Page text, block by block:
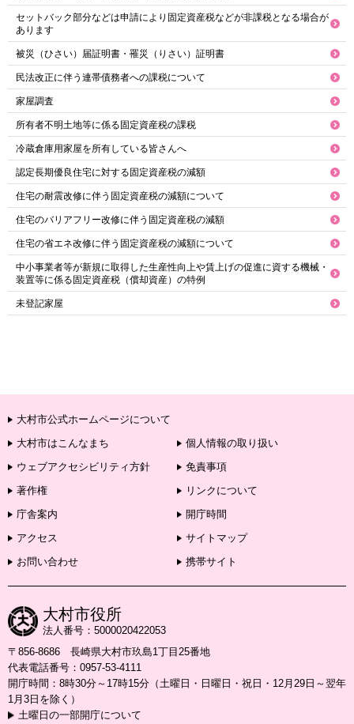
セットバック部分などは申請により固定資産税などが非課税となる場合が
あります
被災（ひさい）届証明書・罹災（りさい）証明書
民法改正に伴う連帯債務者への課税について
家屋調査
所有者不明土地等に係る固定資産税の課税
冷蔵倉庫用家屋を所有している皆さんへ
認定長期優良住宅に対する固定資産税の減額
住宅の耐震改修に伴う固定資産税の減額について
住宅のバリアフリー改修に伴う固定資産税の減額
住宅の省エネ改修に伴う固定資産税の減額について
中小事業者等が新規に取得した生産性向上や賃上げの促進に資する機械・
装置等に係る固定資産税（償却資産）の特例
未登記家屋
大村市公式ホームページについて
大村市はこんなまち
個人情報の取り扱い
ウェブアクセシビリティ方針
免責事項
著作権
リンクについて
庁舎案内
開庁時間
アクセス
サイトマップ
お問い合わせ
携帯サイト
大村市役所
法人番号：5000020422053
〒856-8686 長崎県大村市玖島1丁目25番地
代表電話番号：0957-53-4111
開庁時間：8時30分～17時15分（土曜日・日曜日・祝日・12月29日～翌年
1月3日を除く）
土曜日の一部開庁について